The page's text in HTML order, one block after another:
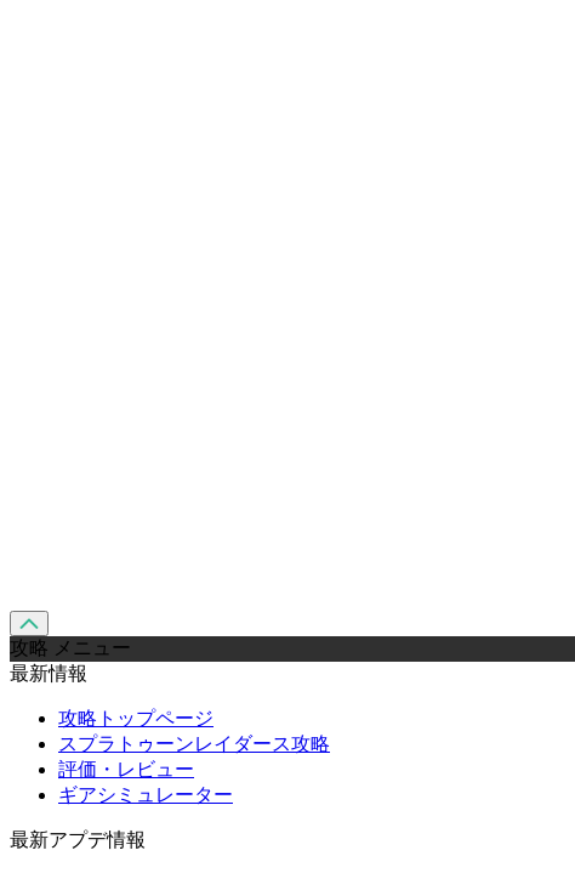
攻略 メニュー
最新情報
攻略トップページ
スプラトゥーンレイダース攻略
評価・レビュー
ギアシミュレーター
最新アプデ情報